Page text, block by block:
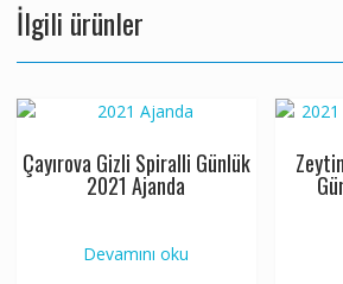
İlgili ürünler
Çayırova Gizli Spiralli Günlük
2021 Ajanda
Devamını oku